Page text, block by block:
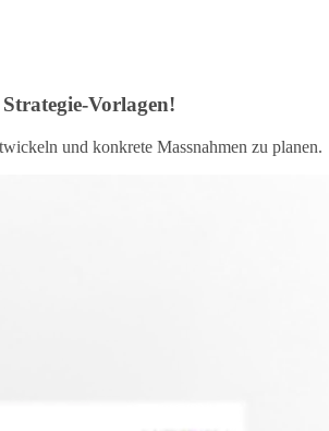
Vorlagen!
und konkrete Massnahmen zu planen.